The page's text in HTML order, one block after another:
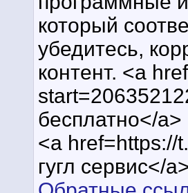
который
убедитесь,
контент. <a
бесплатно</a>
<a href=https://
гугл сервис</